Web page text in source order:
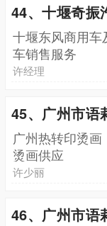
44、十堰奇振
十堰东风商用
车销售服务
许经理
45、广州市语
广州热转印烫
烫画供应
许少丽
46、广州市语